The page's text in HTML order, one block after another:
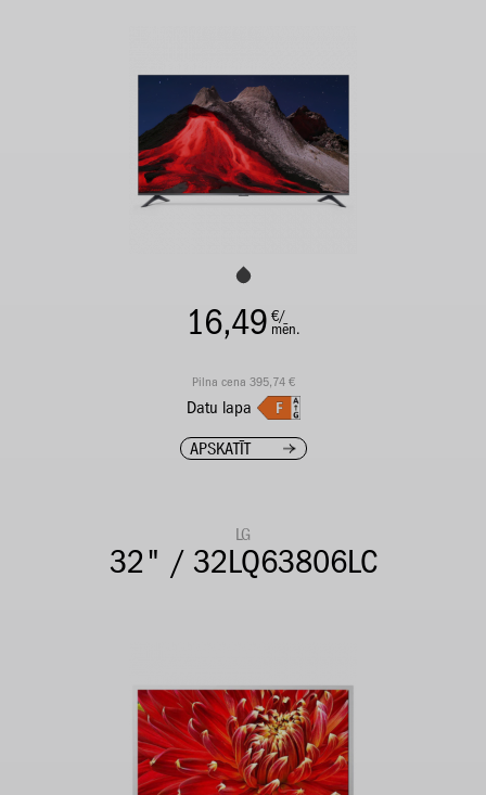
16,49 €/
mēn.
Pilna cena 395,74 €
Datu lapa
APSKATĪT
LG
32" / 32LQ63806LC